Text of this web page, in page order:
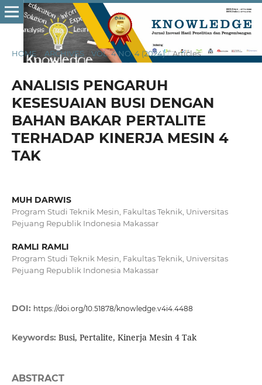
HOME ARCHIVES / VOL. 4 NO. 4 (2024) / Articles
ANALISIS PENGARUH
KESESUAIAN BUSI DENGAN
BAHAN BAKAR PERTALITE
TERHADAP KINERJA MESIN 4
TAK
MUH DARWIS
Program Studi Teknik Mesin, Fakultas Teknik, Universitas
Pejuang Republik Indonesia Makassar
RAMLI RAMLI
Program Studi Teknik Mesin, Fakultas Teknik, Universitas
Pejuang Republik Indonesia Makassar
DOI: https://doi.org/10.51878/knowledge.v4i4.4488
Keywords: Busi, Pertalite, Kinerja Mesin 4 Tak
ABSTRACT